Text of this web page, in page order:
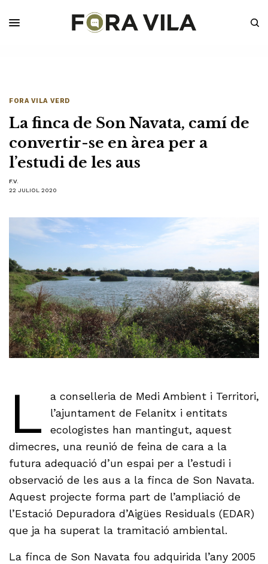
FORA VILA VERD
La finca de Son Navata, camí de
convertir-se en àrea per a
l’estudi de les aus
F.V.
22 JULIOL 2020
L
a conselleria de Medi Ambient i Territori,
l’ajuntament de Felanitx i entitats
ecologistes han mantingut, aquest
dimecres, una reunió de feina de cara a la
futura adequació d’un espai per a l’estudi i
observació de les aus a la finca de Son Navata.
Aquest projecte forma part de l’ampliació de
l’Estació Depuradora d’Aigües Residuals (EDAR)
que ja ha superat la tramitació ambiental.
La finca de Son Navata fou adquirida l’any 2005